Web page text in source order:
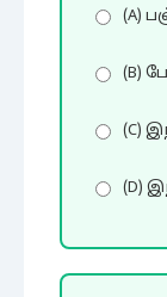
(A)
(B)
(C)
(D)